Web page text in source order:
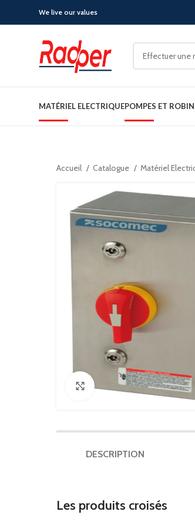
We live our values
MATÉRIEL ELECTRIQUEPOMPES ET
Accueil Catalogue Matériel
Click to enlarge
DESCRIPTION
Les produits croisés